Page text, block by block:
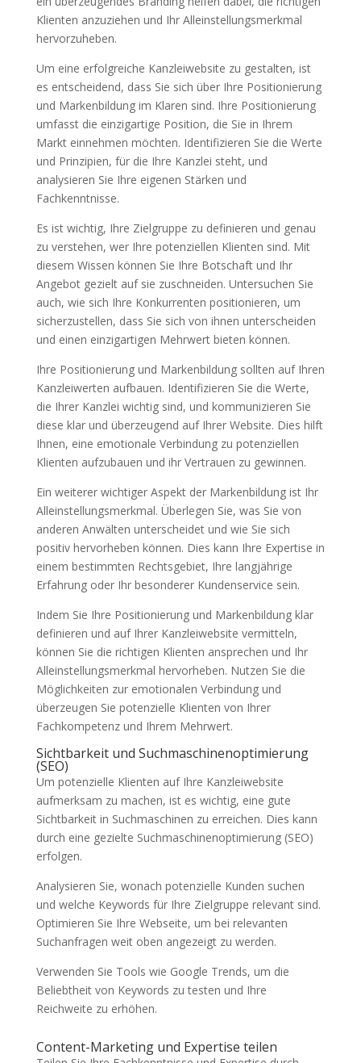
Klienten anzuziehen und Ihr Alleinstellungsmerkmal
hervorzuheben.
Um eine erfolgreiche Kanzleiwebsite zu gestalten, ist
es entscheidend, dass Sie sich über Ihre Positionierung
und Markenbildung im Klaren sind. Ihre Positionierung
umfasst die einzigartige Position, die Sie in Ihrem
Markt einnehmen möchten. Identifizieren Sie die Werte
und Prinzipien, für die Ihre Kanzlei steht, und
analysieren Sie Ihre eigenen Stärken und
Fachkenntnisse.
Es ist wichtig, Ihre Zielgruppe zu definieren und genau
zu verstehen, wer Ihre potenziellen Klienten sind. Mit
diesem Wissen können Sie Ihre Botschaft und Ihr
Angebot gezielt auf sie zuschneiden. Untersuchen Sie
auch, wie sich Ihre Konkurrenten positionieren, um
sicherzustellen, dass Sie sich von ihnen unterscheiden
und einen einzigartigen Mehrwert bieten können.
Ihre Positionierung und Markenbildung sollten auf Ihren
Kanzleiwerten aufbauen. Identifizieren Sie die Werte,
die Ihrer Kanzlei wichtig sind, und kommunizieren Sie
diese klar und überzeugend auf Ihrer Website. Dies hilft
Ihnen, eine emotionale Verbindung zu potenziellen
Klienten aufzubauen und ihr Vertrauen zu gewinnen.
Ein weiterer wichtiger Aspekt der Markenbildung ist Ihr
Alleinstellungsmerkmal. Überlegen Sie, was Sie von
anderen Anwälten unterscheidet und wie Sie sich
positiv hervorheben können. Dies kann Ihre Expertise in
einem bestimmten Rechtsgebiet, Ihre langjährige
Erfahrung oder Ihr besonderer Kundenservice sein.
Indem Sie Ihre Positionierung und Markenbildung klar
definieren und auf Ihrer Kanzleiwebsite vermitteln,
können Sie die richtigen Klienten ansprechen und Ihr
Alleinstellungsmerkmal hervorheben. Nutzen Sie die
Möglichkeiten zur emotionalen Verbindung und
überzeugen Sie potenzielle Klienten von Ihrer
Fachkompetenz und Ihrem Mehrwert.
Sichtbarkeit und Suchmaschinenoptimierung
(SEO)
Um potenzielle Klienten auf Ihre Kanzleiwebsite
aufmerksam zu machen, ist es wichtig, eine gute
Sichtbarkeit in Suchmaschinen zu erreichen. Dies kann
durch eine gezielte Suchmaschinenoptimierung (SEO)
erfolgen.
Analysieren Sie, wonach potenzielle Kunden suchen
und welche Keywords für Ihre Zielgruppe relevant sind.
Optimieren Sie Ihre Webseite, um bei relevanten
Suchanfragen weit oben angezeigt zu werden.
Verwenden Sie Tools wie Google Trends, um die
Beliebtheit von Keywords zu testen und Ihre
Reichweite zu erhöhen.
Content-Marketing und Expertise teilen